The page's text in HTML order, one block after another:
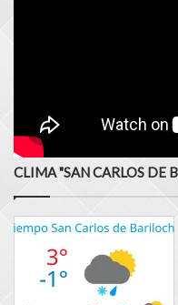
CLIMA "SAN CARLOS DE